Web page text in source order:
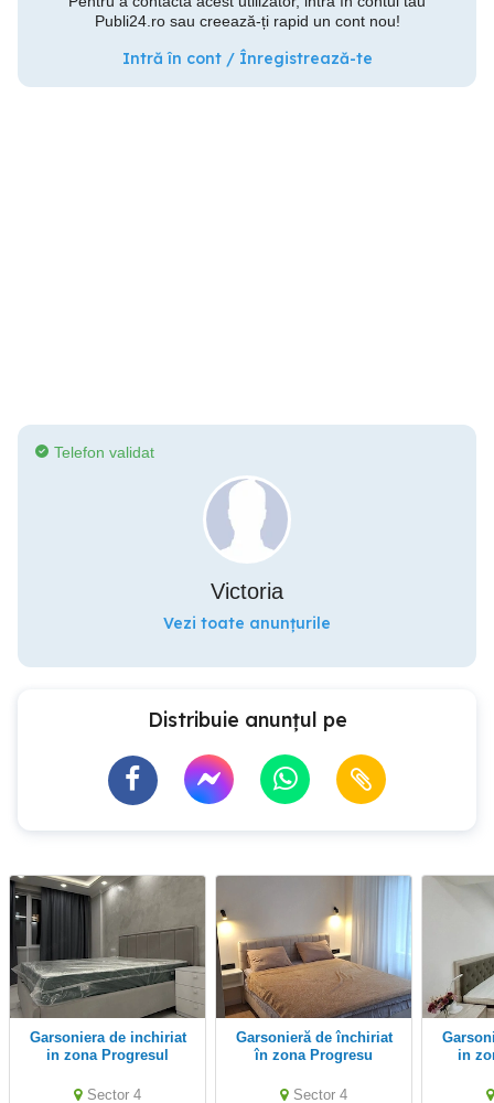
Publi24.ro sau creează-ți rapid un cont nou!
Intră în cont / Înregistrează-te
Telefon validat
Victoria
Vezi toate anunțurile
Distribuie anunțul pe
Garsoniera de inchiriat
in zona Progresul
Sector 4
Garsonieră de închiriat
în zona Progresu
Sector 4
Garsoniera de inchiriat
in